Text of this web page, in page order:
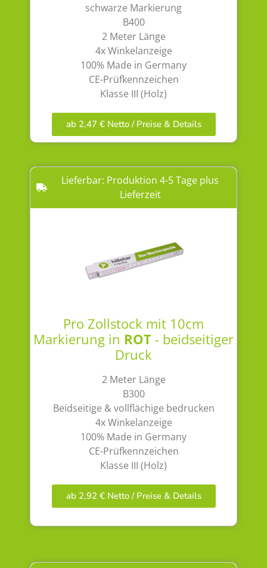
schwarze Markierung
B400
2 Meter Länge
4x Winkelanzeige
100% Made in Germany
CE-Prüfkennzeichen
Klasse III (Holz)
ab 2,47 € Netto / Preise & Details
Lieferbar: Produktion 4-5 Tage plus
Lieferzeit
Pro Zollstock mit 10cm
Markierung in ROT- beidseitiger
Druck
2 Meter Länge
B300
Beidseitige & vollflächige bedrucken
4x Winkelanzeige
100% Made in Germany
CE-Prüfkennzeichen
Klasse III (Holz)
ab 2,92 € Netto / Preise & Details